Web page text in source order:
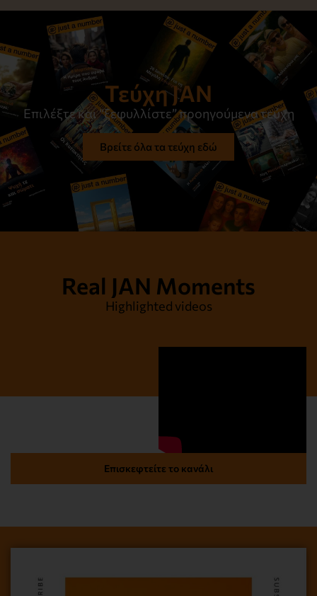
Τεύχη JAN
Επιλέξτε και “ξεφυλλίστε” προηγούμενα τεύχη
Βρείτε όλα τα τεύχη εδώ
Real JAN Moments
Highlighted videos
Επισκεφτείτε το κανάλι